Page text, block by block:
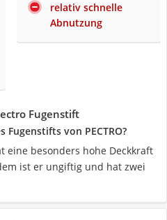
relativ schnelle
Abnutzung
Fugenstift
von PECTRO?
eine besonders hohe Deckkraft
ist er ungiftig und hat zwei